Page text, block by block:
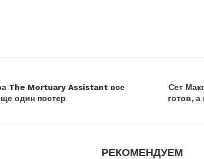
The Mortuary Assistant все
один постер
Сет
готов,
РЕКОМЕНДУЕМ